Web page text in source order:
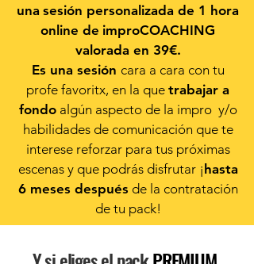
una sesión personalizada de 1 hora
online de improCOACHING
valorada en 39€.
Es una sesión cara a cara con tu
profe favoritx, en la que trabajar a
fondoalgún aspecto de la impro y/o
habilidades de comunicación que te
interese reforzar para tus próximas
escenas y que podrás disfrutar ¡ hasta
6 meses después de la contratación
de tu pack!